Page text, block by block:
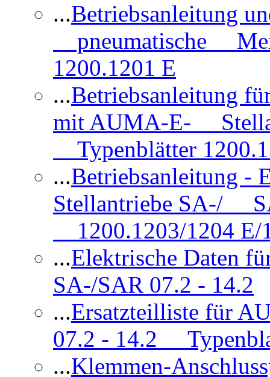
...Betriebsanleitung
pneumatische
1200.1201 E
...Betriebsanleitung
mit AUMA-E-
Typenblätter
...Betriebsanleitung
Stellantriebe SA-/
1200.1203/1204 E/
...Elektrische Daten
SA-/SAR 07.2 - 14.2
...Ersatzteilliste für
07.2 - 14.2
...Klemmen-